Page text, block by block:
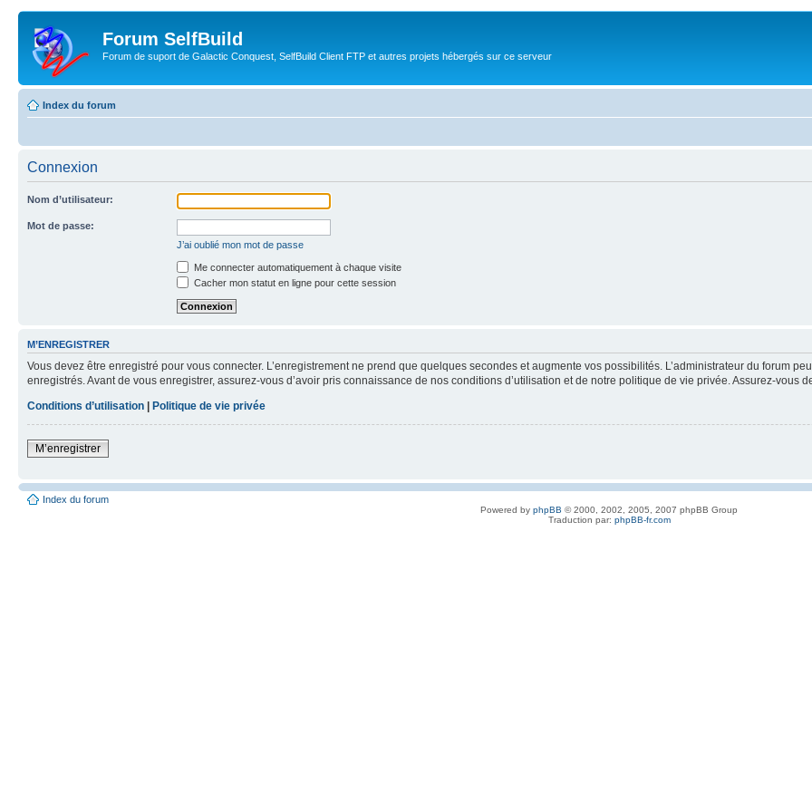
Forum SelfBuild
Forum de suport de Galactic Conquest, SelfBuild Client FTP et autres projets hébergés sur ce serveur
Index du forum
Connexion
Nom d’utilisateur:
Mot de passe:
J’ai oublié mon mot de passe
Me connecter automatiquement à chaque visite
Cacher mon statut en ligne pour cette session
M’ENREGISTRER
Vous devez être enregistré pour vous connecter. L’enregistrement ne prend que quelques secondes et augmente vos possibilités. L’administrateur du forum
enregistrés. Avant de vous enregistrer, assurez-vous d’avoir pris connaissance de nos conditions d’utilisation et de notre politique de vie privée. Assurez-vous
Conditions d’utilisation | Politique de vie privée
M’enregistrer
Index du forum
Powered by phpBB © 2000, 2002, 2005, 2007 phpBB Group
Traduction par: phpBB-fr.com